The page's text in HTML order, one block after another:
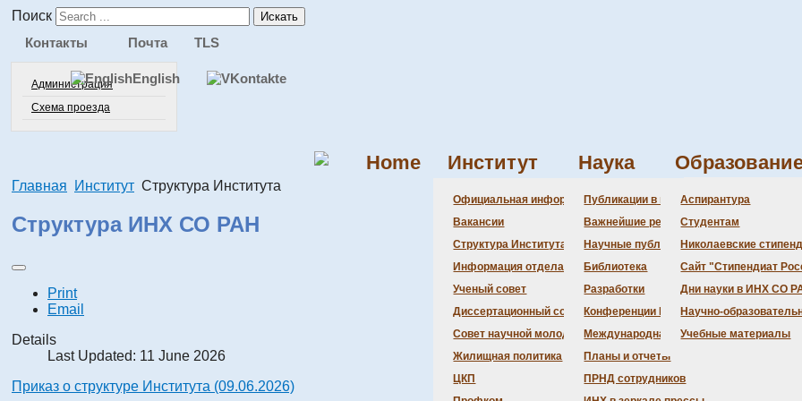
Поиск Искать
Контакты
Администрация
Схема проезда
Почта TLS
English
Home Институт
Официальная информация
Администрация
Бланки
История
Локальные акты
Противодействие
Вакансии
Структура Института
Информация отдела кадров
Ученый совет
Состав совета
Повестка дня
Информация
Диссертационный совет
Состав совета
Даты защит
Шифры
Объявления о
Предварительное
Совет научной молодежи
Состав СНМ
Жилищная политика
ЦКП
Новости науки
Награды
Наука
Публикации в ведущих журналах
Важнейшие результаты
Научные публикации сотрудников
Библиотека
Разработки
Конференции Института
Международная деятельность
Планы и отчеты
ПРНД сотрудников
Аспирантура
Студентам
Николаевские
Сайт "Стипендиат
Дни науки в ИНХ СО
Научно-
Учебные материалы
Главная Институт Структура Института
Структура ИНХ СО РАН
Print
Email
Details
Last Updated: 11 June 2026
Приказ о структуре Института (09.06.2026)